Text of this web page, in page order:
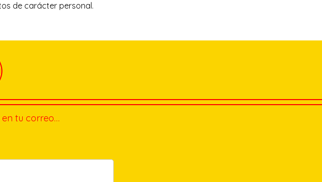
de carácter personal.
tu correo…